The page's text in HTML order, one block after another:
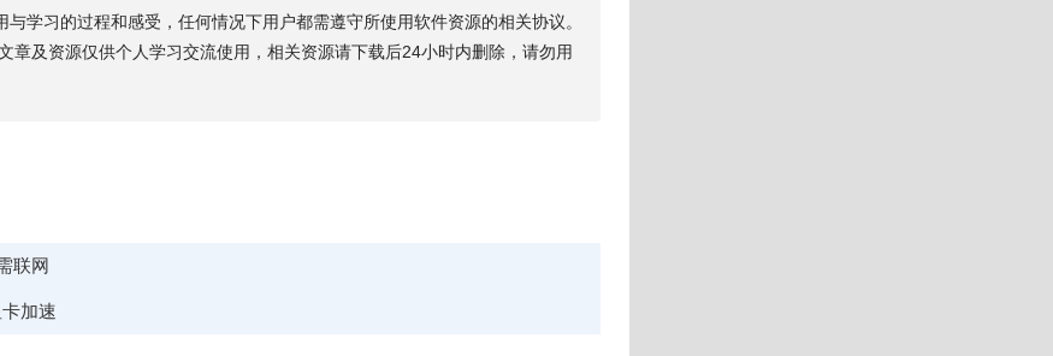
学习的过程和感受，任何情况下用户都需遵守所使用软件资源的相关协议。
及资源仅供个人学习交流使用，相关资源请下载后24小时内删除，请勿用
联网
加速